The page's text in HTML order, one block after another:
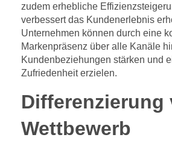
zudem erhebliche
verbessert das Kundenerlebnis
Unternehmen können durch eine
Markenpräsenz über alle Kanäle
Kundenbeziehungen stärken und
Zufriedenheit erzielen.
Differenzierung
Wettbewerb